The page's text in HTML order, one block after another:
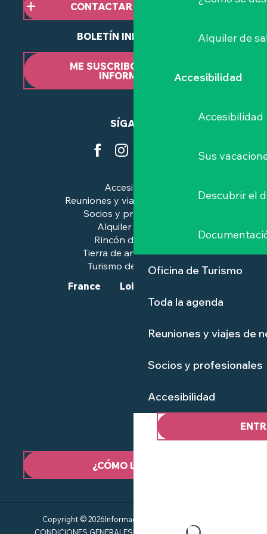
Alquiler de
Accesibilidad
Accesibilidad
Sus
Descubrir el
Oficina de Turismo
Toda la agenda
Reuniones y viajes de
Socios y profesionales
Accesibilidad
CONTACTAR CON NOSOTROS
BOLETÍN INFORMATIVO
ME SUSCRIBO AL BOLETÍN
INFORMATIVO
SÍGANOS
Accesibilidad
Reuniones y viajes de negocios
Socios y profesionales
Alquiler de salas
Rincón de prensa
Tierra de arte e historia
Turismo de calidad™.
¿CÓMO LLEGAR?
France Loire-Atlantique
Copyright © 2026Información jurídica